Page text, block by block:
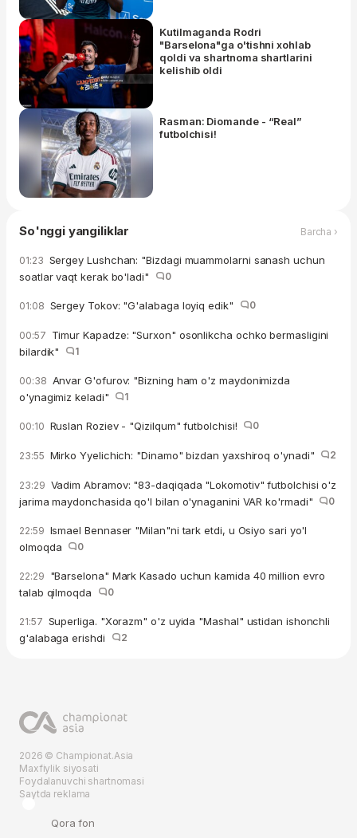
Kutilmaganda Rodri
"Barselona"ga o'tishni xohlab
qoldi va shartnoma shartlarini
kelishib oldi
Rasman: Diomande - “Real”
futbolchisi!
So'nggi yangiliklar Barcha ›
01:23 Sergey Lushchan: "Bizdagi muammolarni sanash uchun
soatlar vaqt kerak bo'ladi"
0
01:08 Sergey Tokov: "G'alabaga loyiq edik" 0
00:57 Timur Kapadze: "Surxon" osonlikcha ochko bermasligini
bilardik"
1
00:38 Anvar G'ofurov: "Bizning ham o'z maydonimizda
o'ynagimiz keladi"
1
00:10 Ruslan Roziev - "Qizilqum" futbolchisi! 0
23:55 Mirko Yyelichich: "Dinamo" bizdan yaxshiroq o'ynadi" 2
23:29 Vadim Abramov: "83-daqiqada "Lokomotiv" futbolchisi o'z
jarima maydonchasida qo'l bilan o'ynaganini VAR ko'rmadi"
0
22:59 Ismael Bennaser "Milan"ni tark etdi, u Osiyo sari yo'l
olmoqda
0
22:29 "Barselona" Mark Kasado uchun kamida 40 million evro
talab qilmoqda
0
21:57 Superliga. "Xorazm" o'z uyida "Mashal" ustidan ishonchli
g'alabaga erishdi
2
2026 © Championat.Asia
Maxfiylik siyosati
Foydalanuvchi shartnomasi
Saytda reklama
Qora fon